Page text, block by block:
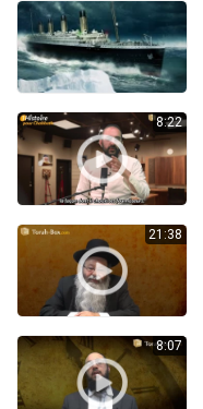
8:22
21:38
8:07